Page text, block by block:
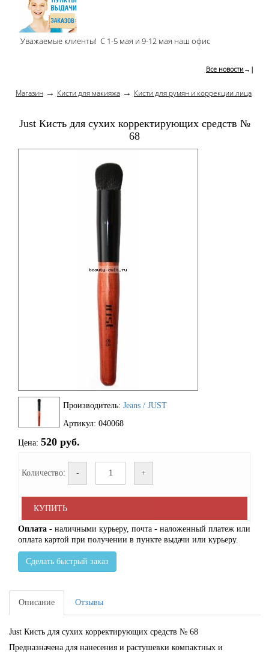
Уважаемые клиенты! С 1-5 мая и 9-12 мая наш офис
Все новости →|
Магазин → Кисти для макияжа → Кисти для румян и коррекции лица
Just Кисть для сухих корректирующих средств №
68
Производитель: Jeans / JUST
Артикул: 040068
Цена: 520 руб.
Количество: - +
КУПИТЬ
Оплата - наличными курьеру, почта - наложенный платеж или
оплата картой при получении в пункте выдачи или курьеру.
Сделать быстрый заказ
Описание Отзывы
Just Кисть для сухих корректирующих средств № 68
Предназначена для нанесения и растушевки компактных и